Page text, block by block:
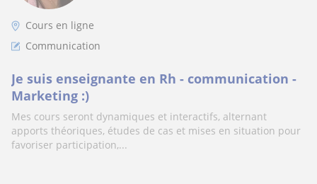
Cours en ligne
Communication
Je suis enseignante en Rh - communication -
Marketing :)
Mes cours seront dynamiques et interactifs, alternant
apports théoriques, études de cas et mises en situation pour
favoriser participation,...